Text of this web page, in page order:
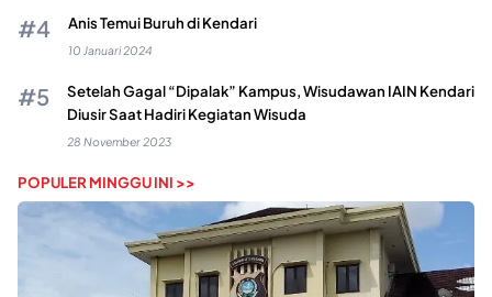
Anis Temui Buruh di Kendari
10 Januari 2024
Setelah Gagal “Dipalak” Kampus, Wisudawan IAIN Kendari
Diusir Saat Hadiri Kegiatan Wisuda
28 November 2023
POPULER MINGGU INI >>